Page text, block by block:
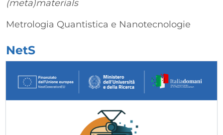
(meta)materials
Metrologia Quantistica e Nanotecnologie
NetS